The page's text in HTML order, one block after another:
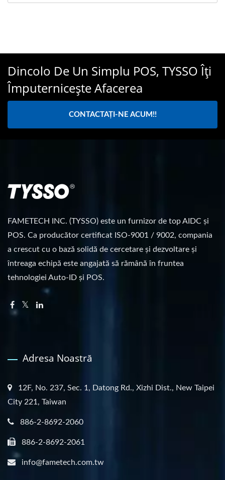
Dincolo De Un Simplu POS, TYSSO Îți
Împuternicește Afacerea
CONTACTAȚI-NE ACUM!!
FAMETECH INC. (TYSSO) este un furnizor de top AIDC și
POS. Ca producător certificat ISO-9001 / 9002, compania
a crescut cu o bază solidă de cercetare și dezvoltare și
întreaga echipă este angajată să rămână în fruntea
tehnologiei Auto-ID și POS.
Adresa Noastră
12F, No. 237, Sec. 1, Datong Rd., Xizhi Dist., New Taipei
City 221, Taiwan
886-2-8692-2060
886-2-8692-2061
info@fametech.com.tw